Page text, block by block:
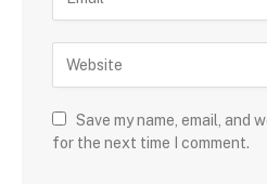
Save my name, email, and
for the next time I comment.